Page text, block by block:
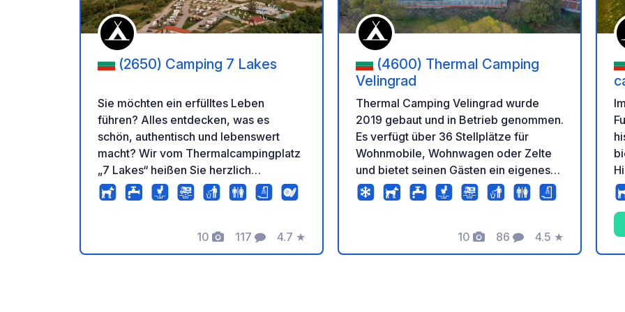
(2650) Camping 7 Lakes
Sie möchten ein erfülltes Leben
führen? Alles entdecken, was es
schön, authentisch und lebenswert
macht? Wir vom Thermalcampingplatz
„7 Lakes“ heißen Sie herzlich
willkommen in unserer Welt der
Schönheit und des Genusses! Mit Blick
Gebirges – den Wächtern der sieben
Rila-Seen – finden Sie hier einen Ort,
10
Fotos
117
Kommentare
4.7
Bewertung
★
(4600) Thermal Camping
Velingrad
Thermal Camping Velingrad wurde
2019 gebaut und in Betrieb genommen.
Es verfügt über 36 Stellplätze für
Wohnmobile, Wohnwagen oder Zelte
und bietet seinen Gästen ein eigenes
Thermalzentrum. Es befindet sich in
der Kurhauptstadt Bulgariens -
Yundola, im Stadtteil mit dem
gesündesten und günstigsten Klima -
10
Fotos
86
Kommentare
4.5
Bewertung
★